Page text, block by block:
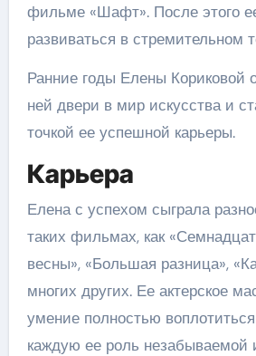
фильме «Шафт». После этого
развиваться в стремительном
Ранние годы Елены Кориковой
ней двери в мир искусства и
точкой ее успешной карьеры.
Карьера
Елена с успехом сыграла
таких фильмах, как
весны», «Большая разница»,
многих других. Ее актерское
умение полностью
каждую ее роль незабываемой